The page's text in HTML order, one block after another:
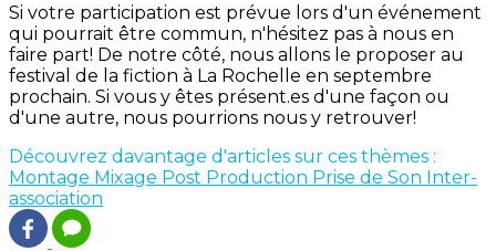
Si votre participation est prévue lors d'un événement
qui pourrait être commun, n'hésitez pas à nous en
faire part! De notre côté, nous allons le proposer au
festival de la fiction à La Rochelle en septembre
prochain. Si vous y êtes présent.es d'une façon ou
d'une autre, nous pourrions nous y retrouver!
Découvrez davantage d'articles sur ces thèmes :
Montage Mixage Post Production Prise de Son Inter-
association